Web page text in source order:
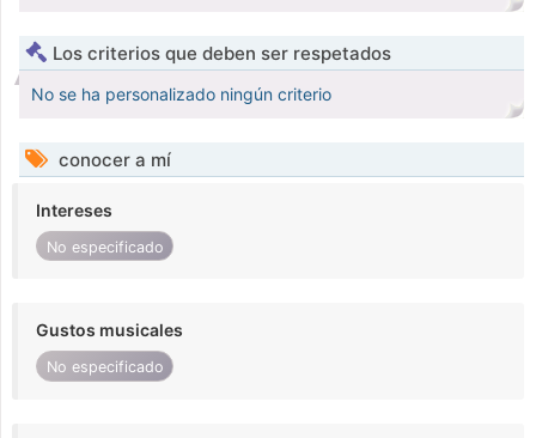
Los criterios que deben ser respetados
No se ha personalizado ningún criterio
conocer a mí
Intereses
No especificado
Gustos musicales
No especificado